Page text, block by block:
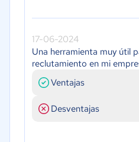
17-06-2024
Una herramienta muy útil
reclutamiento en mi
Ventajas
Desventajas